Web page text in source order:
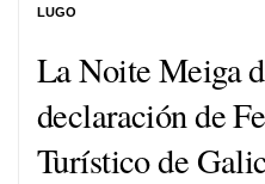
LaNoite Meiga
declaración de
Turístico de
LUGO